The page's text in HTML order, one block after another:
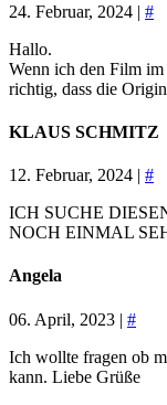
24. Februar, 2024 | #
Hallo.
Wenn ich den Film im
richtig, dass die
KLAUS SCHMITZ
12. Februar, 2024 | #
ICH SUCHE
NOCH EINMAL
Angela
06. April, 2023 | #
Ich wollte fragen ob
kann. Liebe Grüße